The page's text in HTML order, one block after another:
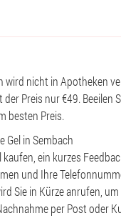
wird nicht in Apotheken
Preis nur €49.
besten Preis.
Gel in Sembach
kaufen, ein kurzes
und Ihre
Sie in Kürze anrufen,
per Post oder